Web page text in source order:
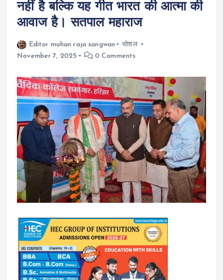
नहीं है बल्कि यह गीत भारत की आत्मा की
आवाज है। सतपाल महाराज
Editor mohan raja sangwan
सोशल
November 7, 2025
0 Comments